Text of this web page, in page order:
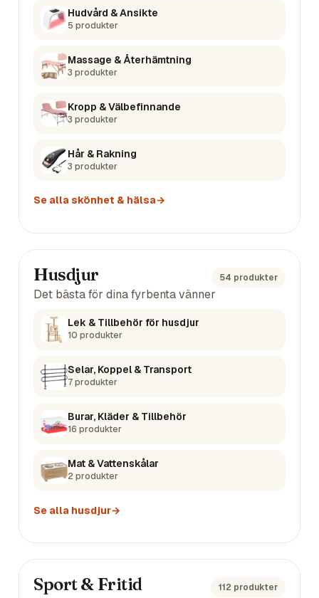
Hudvård & Ansikte
5 produkter
Massage & Återhämtning
3 produkter
Kropp & Välbefinnande
3 produkter
Hår & Rakning
3 produkter
Se allaskönhet & hälsa→
Husdjur 54 produkter
Det bästa för dina fyrbenta vänner
Lek & Tillbehör för husdjur
10 produkter
Selar, Koppel & Transport
7produkter
Burar, Kläder & Tillbehör
16 produkter
Mat & Vattenskålar
2 produkter
Se alla husdjur→
Sport & Fritid 112 produkter